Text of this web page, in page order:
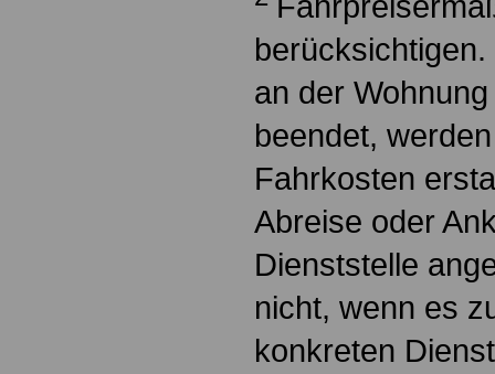
an der
beendet,
Fahrkosten
Abreise oder
Dienststelle
nicht, wenn es
konkreten